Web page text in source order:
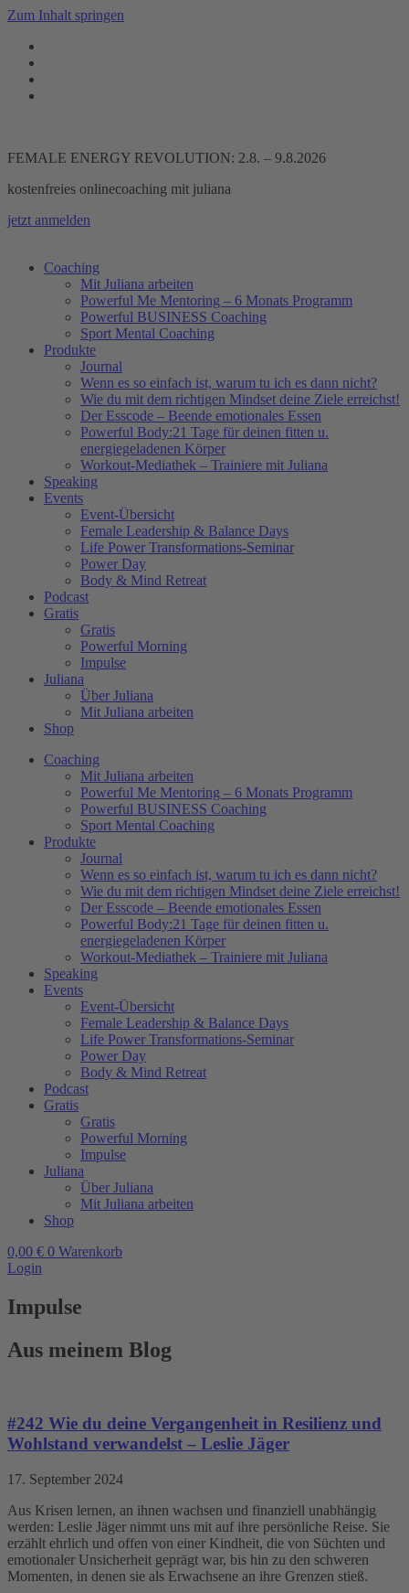
Zum Inhalt springen
FEMALE ENERGY REVOLUTION: 2.8. – 9.8.2026
kostenfreies onlinecoaching mit juliana
jetzt anmelden
Coaching
Mit Juliana arbeiten
Powerful Me Mentoring – 6 Monats Programm
Powerful BUSINESS Coaching
Sport Mental Coaching
Produkte
Journal
Wenn es so einfach ist, warum tu ich es dann nicht?
Wie du mit dem richtigen Mindset deine Ziele erreichst!
Der Esscode – Beende emotionales Essen
Powerful Body:21 Tage für deinen fitten u.
energiegeladenen Körper
Workout-Mediathek – Trainiere mit Juliana
Speaking
Events
Event-Übersicht
Female Leadership & Balance Days
Life Power Transformations-Seminar
Power Day
Body & Mind Retreat
Podcast
Gratis
Gratis
Powerful Morning
Impulse
Juliana
Über Juliana
Mit Juliana arbeiten
Shop
Coaching
Mit Juliana arbeiten
Powerful Me Mentoring – 6 Monats Programm
Powerful BUSINESS Coaching
Sport Mental Coaching
Produkte
Journal
Wenn es so einfach ist, warum tu ich es dann nicht?
Wie du mit dem richtigen Mindset deine Ziele erreichst!
Der Esscode – Beende emotionales Essen
Powerful Body:21 Tage für deinen fitten u.
energiegeladenen Körper
Workout-Mediathek – Trainiere mit Juliana
Speaking
Events
Event-Übersicht
Female Leadership & Balance Days
Life Power Transformations-Seminar
Power Day
Body & Mind Retreat
Podcast
Gratis
Gratis
Powerful Morning
Impulse
Juliana
Über Juliana
Mit Juliana arbeiten
Shop
0,00 € 0 Warenkorb
Login
Impulse
Aus meinem Blog
#242 Wie du deine Vergangenheit in Resilienz und
Wohlstand verwandelst – Leslie Jäger
17. September 2024
Aus Krisen lernen, an ihnen wachsen und finanziell unabhängig
werden: Leslie Jäger nimmt uns mit auf ihre persönliche Reise. Sie
erzählt ehrlich und offen von einer Kindheit, die von Süchten und
emotionaler Unsicherheit geprägt war, bis hin zu den schweren
Momenten, in denen sie als Erwachsene an ihre Grenzen stieß.